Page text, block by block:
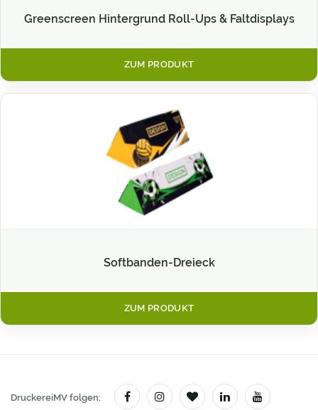
Greenscreen Hintergrund Roll-Ups & Faltdisplays
ZUM PRODUKT
Softbanden-Dreieck
ZUM PRODUKT
DruckereiMV folgen: